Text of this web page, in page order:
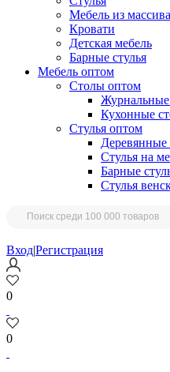
Мебель из массива
Кровати
Детская мебель
Барные стулья
Мебель оптом
Столы оптом
Кухонные
Стулья оптом
Деревянные
Стулья на
Барные
Стулья
Вход|Регистрация
0
0